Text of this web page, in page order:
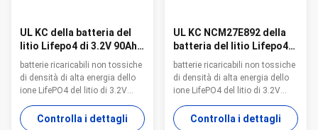
UL KC della batteria del
litio Lifepo4 di 3.2V 90Ah
per energia
dell'AUTOMOBILE di EV
batterie ricaricabili non tossiche
di densità di alta energia dello
ione LifePO4 del litio di 3.2V
90Ah ultra per L'automobile di
EV, l'yacht rv 5G di starage di
Controlla i dettagli
UL KC NCM27E892 della
batteria del litio Lifepo4
dell'AUTOMOBILE 3.2V
80Ah di EV
batterie ricaricabili non tossiche
di densità di alta energia dello
ione LifePO4 del litio di 3.2V
80Ah ultra per L'automobile di
EV, l'yacht rv 5G di starage di
Controlla i dettagli